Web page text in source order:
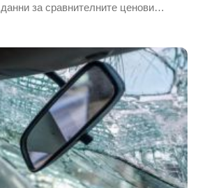
за сравнителните ценови…